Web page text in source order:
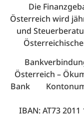
Die
Österreich wird
und
Österreich –
Bank
IBAN: AT73 2011